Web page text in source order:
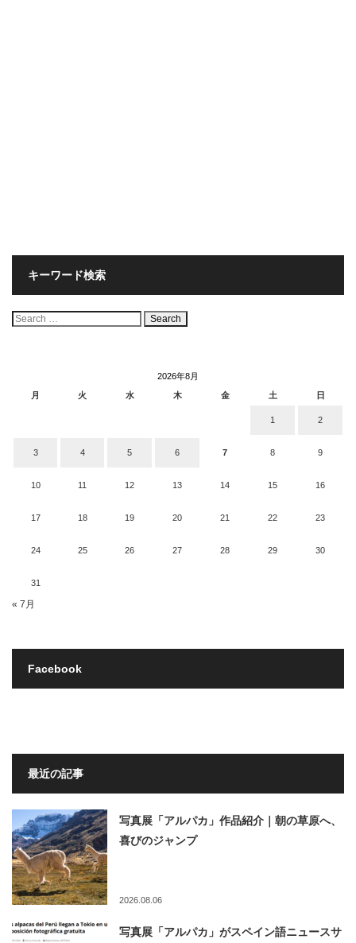
キーワード検索
検
索:
2026年8月
月
火 水 木 金 土 日
1 2
3 4 5 6 7 8 9
10 11 12 13 14 15 16
17 18 19 20 21 22 23
24 25 26 27 28 29 30
31
« 7月
Facebook
最近の記事
写真展「アルパカ」作品紹介｜朝の草原へ、
喜びのジャンプ
2026.08.06
写真展「アルパカ」がスペイン語ニュースサ